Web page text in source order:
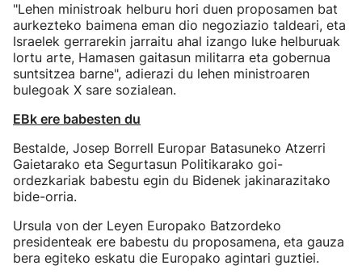
"Lehen ministroak helburu hori duen proposamen bat
aurkezteko baimena eman dio negoziazio taldeari, eta
Israelek gerrarekin jarraitu ahal izango luke helburuak
lortu arte, Hamasen gaitasun militarra eta gobernua
suntsitzea barne", adierazi du lehen ministroaren
bulegoak X sare sozialean.
EBk ere babesten du
Bestalde, Josep Borrell Europar Batasuneko Atzerri
Gaietarako eta Segurtasun Politikarako goi-
ordezkariak babestu egin du Bidenek jakinarazitako
bide-orria.
Ursula von der Leyen Europako Batzordeko
presidenteak ere babestu du proposamena, eta gauza
bera egiteko eskatu die Europako agintari guztiei.